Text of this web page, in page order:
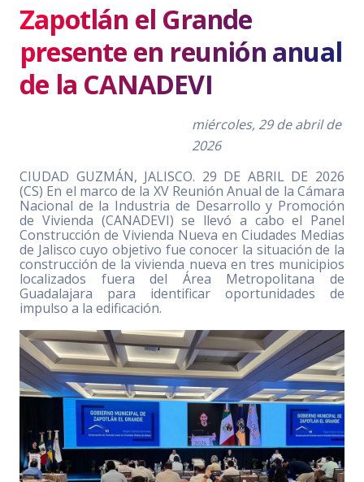
Zapotlán el Grande
presente en reunión anual
de la CANADEVI
miércoles, 29 de abril de
2026
CIUDAD GUZMÁN, JALISCO. 29 DE ABRIL DE 2026
(CS) En el marco de la XV Reunión Anual de la Cámara
Nacional de la Industria de Desarrollo y Promoción
de Vivienda (CANADEVI) se llevó a cabo el Panel
Construcción de Vivienda Nueva en Ciudades Medias
de Jalisco cuyo objetivo fue conocer la situación de la
construcción de la vivienda nueva en tres municipios
localizados fuera del Área Metropolitana de
Guadalajara para identificar oportunidades de
impulso a la edificación.